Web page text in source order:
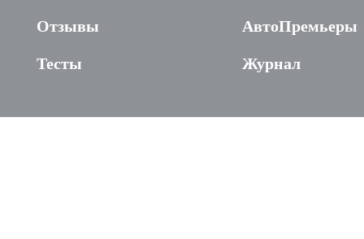
Отзывы
Тесты
АвтоПремьеры
Журнал